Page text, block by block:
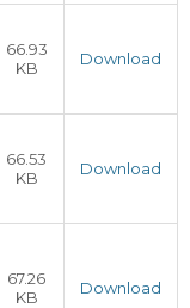
66.93
KB
Download
66.53
KB
Download
67.26
KB
Download